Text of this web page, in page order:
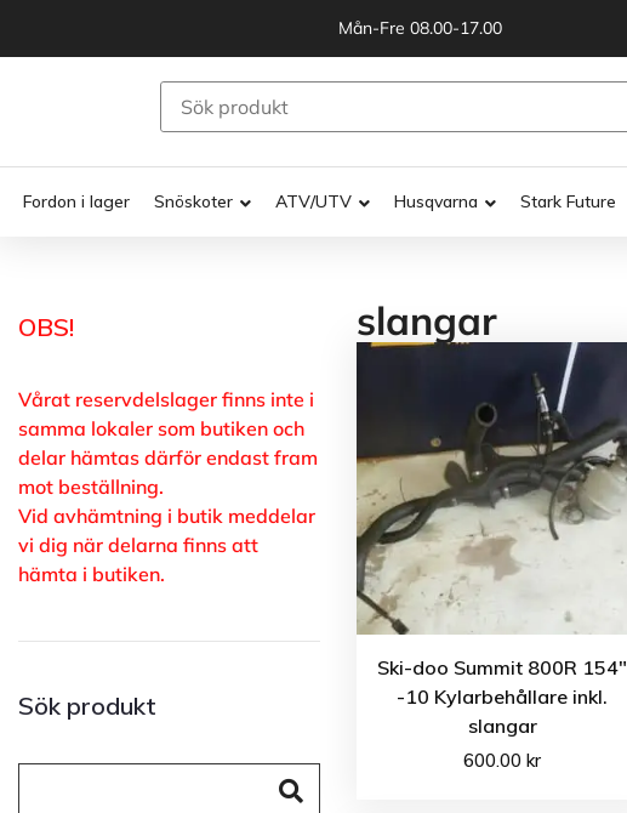
Mån-Fre 08.00-17.00
Fordon i lager Snöskoter ATV/UTV Husqvarna Stark Future
OBS!
Vårat reservdelslager finns inte i
samma lokaler som butiken och
delar hämtas därför endast fram
mot beställning.
Vid avhämtning i butik meddelar
vi dig när delarna finns att
hämta i butiken.
Sök produkt
slangar
Ski-doo Summit 800R 154″
-10 Kylarbehållare inkl.
slangar
600.00kr